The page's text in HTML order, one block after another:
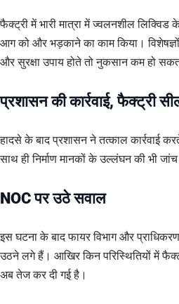
फैक्ट्री में भारी मात्रा में ज्वलनशील लिक्विड
आग को और भड़काने का काम किया।
और सुरक्षा उपाय होते तो नुकसान कम हो
प्रशासन की कार्रवाई, फैक्ट्री
हादसे के बाद प्रशासन ने तत्काल कार्रवाई
साथ ही निर्माण मानकों के उल्लंघन की भी
NOC पर उठे सवाल
इस घटना के बाद फायर विभाग और प्राधिकरण
उठने लगे हैं। आखिर किन परिस्थितियों में
अब तेज कर दी गई है।